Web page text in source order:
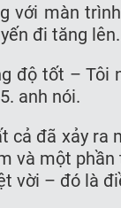
với màn
đi tăng lên.
độ tốt – Tôi
anh nói.
cả đã xảy ra
và một phần
vời – đó là